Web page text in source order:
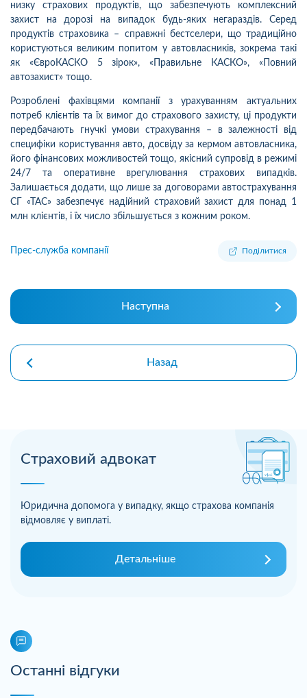
Страховий адвокат
Юридична допомога у випадку, якщо страхова компанія
відмовляє у виплаті.
Детальніше
Останні відгуки
низку страхових продуктів, що забезпечують комплексний
захист на дорозі на випадок будь-яких негараздів. Серед
продуктів страховика – справжні бестселери, що традиційно
користуються великим попитом у автовласників, зокрема такі
як «ЄвроКАСКО 5 зірок», «Правильне КАСКО», «Повний
автозахист» тощо.
Розроблені фахівцями компанії з урахуванням актуальних
потреб клієнтів та їх вимог до страхового захисту, ці продукти
передбачають гнучкі умови страхування – в залежності від
специфіки користування авто, досвіду за кермом автовласника,
його фінансових можливостей тощо, якісний супровід в режимі
24/7 та оперативне врегулювання страхових випадків.
Залишається додати, що лише за договорами автострахування
СГ «ТАС» забезпечує надійний страховий захист для понад 1
млн клієнтів, і їх число збільшується з кожним роком.
Прес-служба компанії Поділитися
Наступна
Назад